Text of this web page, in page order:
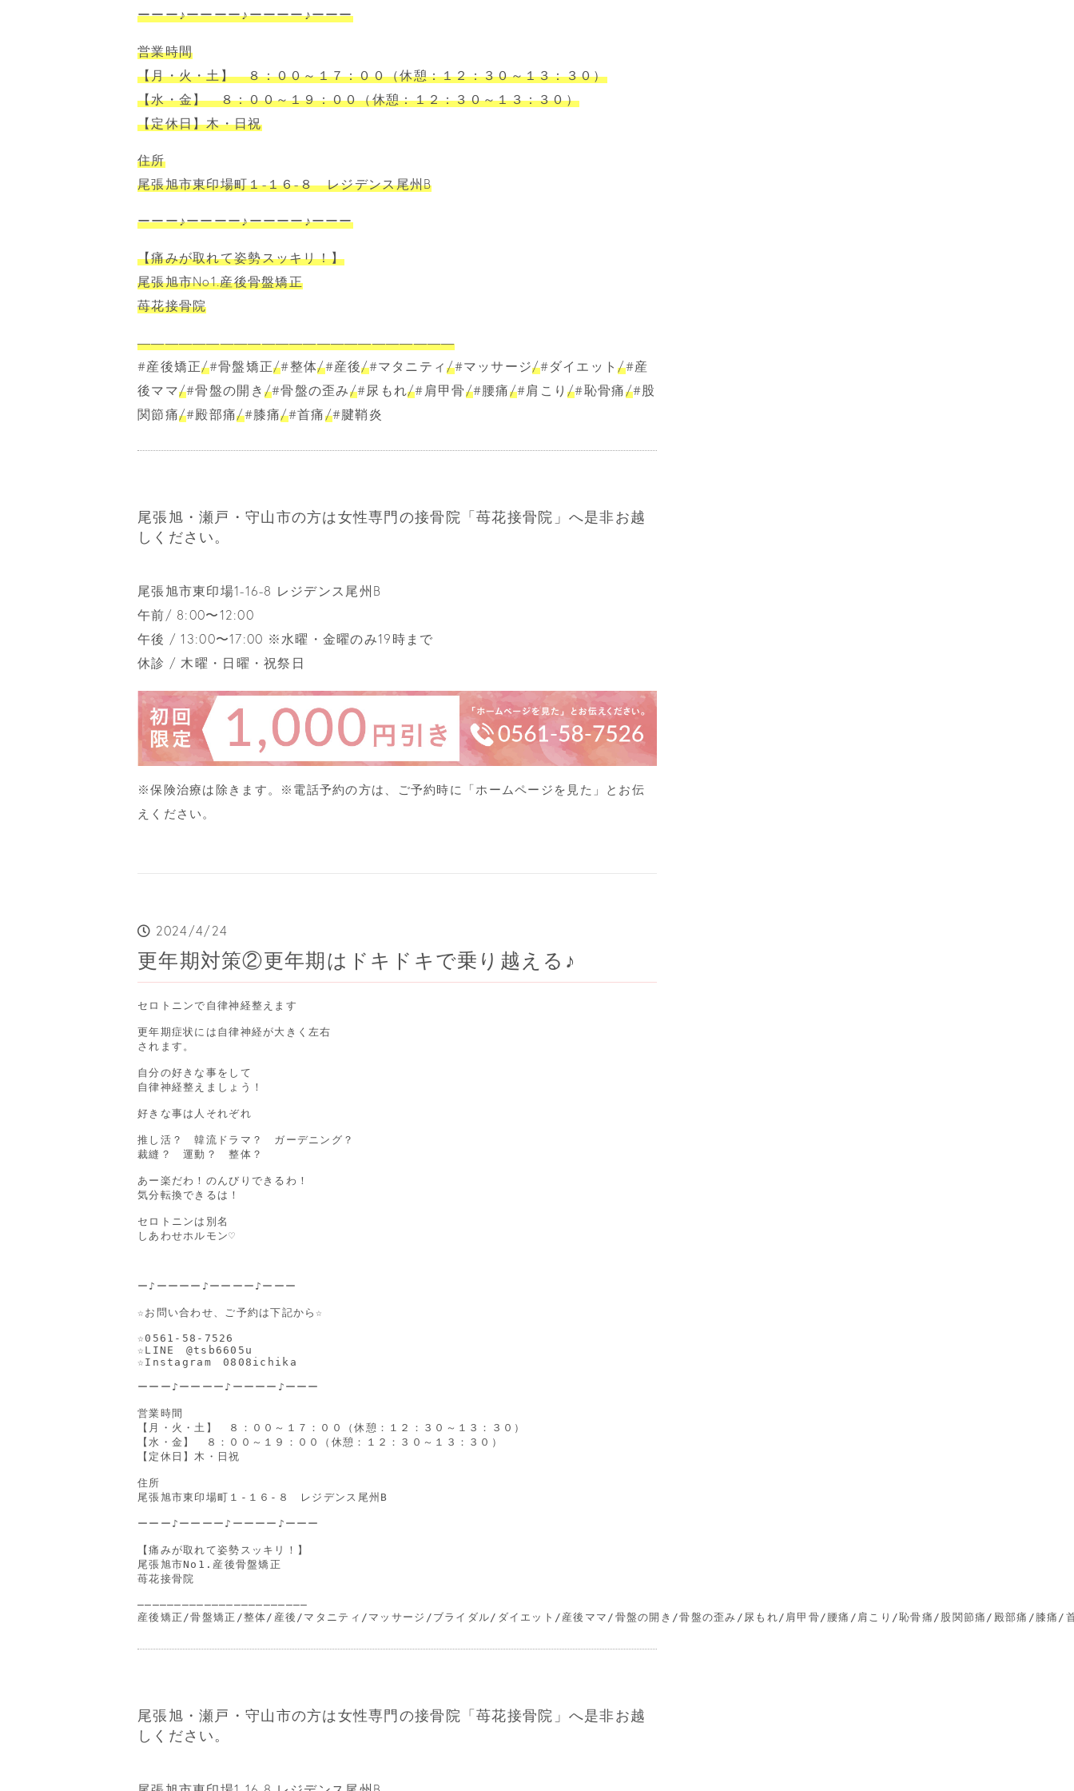
ーーー♪ーーーー♪ーーーー♪ーーー
営業時間
【月・火・土】 ８：００～１７：００（休憩：１２：３０～１３：３０）
【水・金】 ８：００～１９：００（休憩：１２：３０～１３：３０）
【定休日】木・日祝
住所
尾張旭市東印場町１-１６-８ レジデンス尾州B
ーーー♪ーーーー♪ーーーー♪ーーー
【痛みが取れて姿勢スッキリ！】
尾張旭市No1.産後骨盤矯正
苺花接骨院
―――――――――――――――――――――――
#産後矯正/#骨盤矯正/#整体/#産後/#マタニティ/#マッサージ/#ダイエット/#産
後ママ/#骨盤の開き/#骨盤の歪み/#尿もれ/#肩甲骨/#腰痛/#肩こり/#恥骨痛/#股
関節痛/#殿部痛/#膝痛/#首痛/#腱鞘炎
尾張旭・瀬戸・守山市の方は女性専門の接骨院「苺花接骨院」へ是非お越
しください。
尾張旭市東印場1-16-8 レジデンス尾州B
午前/ 8:00〜12:00
午後 / 13:00〜17:00 ※水曜・金曜のみ19時まで
休診 / 木曜・日曜・祝祭日
※保険治療は除きます。 ※電話予約の方は、ご予約時に 「ホームページを見た」とお伝
えください。
2024/4/24
更年期対策②更年期はドキドキで乗り越える♪
セロトニンで自律神経整えます
更年期症状には自律神経が大きく左右
されます。
自分の好きな事をして
自律神経整えましょう！
好きな事は人それぞれ
推し活？　韓流ドラマ？　ガーデニング？
裁縫？　運動？　整体？
あー楽だわ！のんびりできるわ！
気分転換できるは！
セロトニンは別名
しあわせホルモン♡
ー♪ーーーー♪ーーーー♪ーーー
☆お問い合わせ、ご予約は下記から☆
☆0561-58-7526
☆LINE @tsb6605u
☆Instagram　0808ichika
ーーー♪ーーーー♪ーーーー♪ーーー
営業時間
【月・火・土】　８：００～１７：００（休憩：１２：３０～１３：３０）
【水・金】　８：００～１９：００（休憩：１２：３０～１３：３０）
【定休日】木・日祝
住所
尾張旭市東印場町１-１６-８　レジデンス尾州B
ーーー♪ーーーー♪ーーーー♪ーーー
【痛みが取れて姿勢スッキリ！】
尾張旭市No1.産後骨盤矯正
苺花接骨院
―――――――――――――――――――――――
産後矯正/骨盤矯正/整体/産後/マタニティ/マッサージ/ブライダル/ダイエット/産後ママ/骨盤の開き/骨盤の歪み/尿もれ/肩甲骨/腰痛/肩こり/恥骨痛/股関節痛/殿部痛/膝
尾張旭・瀬戸・守山市の方は女性専門の接骨院「苺花接骨院」へ是非お越
しください。